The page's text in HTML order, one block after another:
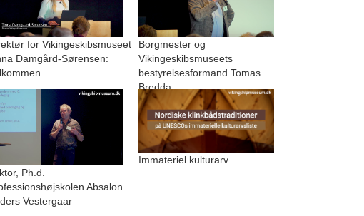
for Vikingeskibsmuseet
Damgård-Sørensen:
Borgmester og
Vikingeskibsmuseets
bestyrelsesformand Tomas
Bredda
Ph.d.
Absalon
Vestergaar
Immateriel kulturarv